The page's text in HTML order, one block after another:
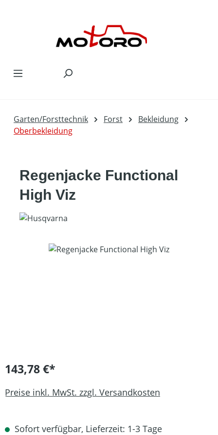
Garten/Forsttechnik Forst
Bekleidung
Oberbekleidung
Regenjacke Functional
High Viz
Bildergalerie überspringen
143,78 €*
Preise inkl. MwSt. zzgl. Versandkosten
Sofort verfügbar, Lieferzeit: 1-3 Tage